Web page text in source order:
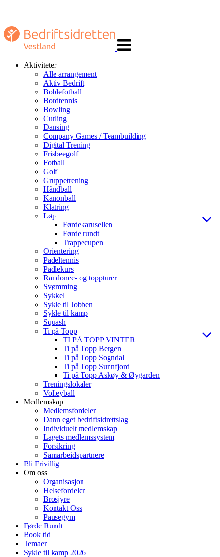
navigasjon
Aktiviteter
Alle arrangement
Aktiv Bedrift
Boblefotball
Bordtennis
Bowling
Curling
Dansing
Company Games / Teambuilding
Digital Trening
Frisbeegolf
Fotball
Golf
Gruppetrening
Håndball
Kanonball
Klatring
Løp
Førdekarusellen
Førde rundt
Trappecupen
Orientering
Padeltennis
Padlekurs
Randonee- og toppturer
Svømming
Sykkel
Sykle til Jobben
Sykle til kamp
Squash
Ti på Topp
TI PÅ TOPP VINTER
Ti på Topp Bergen
Ti på Topp Sogndal
Ti på Topp Sunnfjord
Ti på Topp Askøy & Øygarden
Treningslokaler
Volleyball
Medlemskap
Medlemsfordeler
Dann eget bedriftsidrettslag
Individuelt medlemskap
Lagets medlemssystem
Forsikring
Samarbeidspartnere
Bli Frivillig
Om oss
Organisasjon
Helsefordeler
Brosjyre
Kontakt Oss
Pausegym
Førde Rundt
Book tid
Temaer
Sykle til kamp 2026